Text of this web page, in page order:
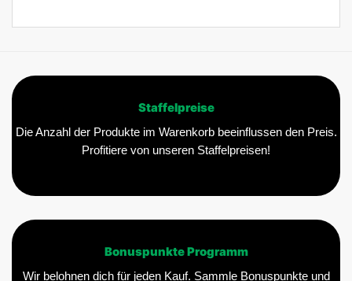
Staffelpreise
Die Anzahl der Produkte im Warenkorb beeinflussen den Preis.
Profitiere von unseren Staffelpreisen!
Bonuspunkte Programm
Wir belohnen dich für jeden Kauf. Sammle Bonuspunkte und